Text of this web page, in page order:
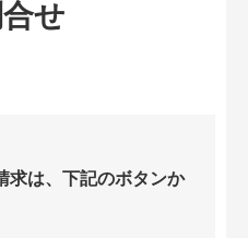
せ
求は、下記のボタンか